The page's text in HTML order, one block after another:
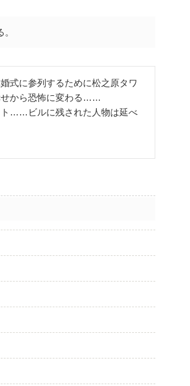
式に参列するために松之原タワ
せから恐怖に変わる……
ト……ビルに残された人物は延べ